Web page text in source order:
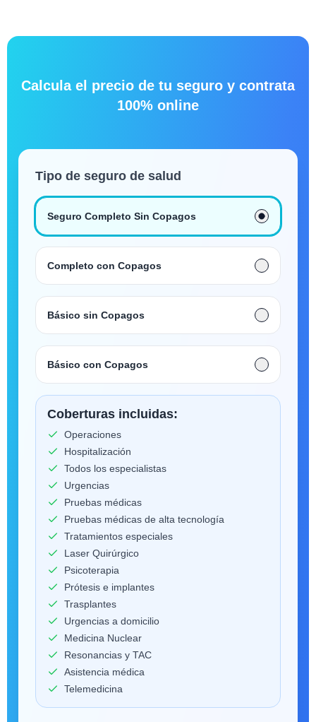
Calcula el precio de tu seguro y contrata
100% online
Tipo de seguro de salud
Seguro Completo Sin Copagos
Completo con Copagos
Básico sin Copagos
Básico con Copagos
Coberturas incluidas:
Operaciones
Hospitalización
Todos los especialistas
Urgencias
Pruebas médicas
Pruebas médicas de alta tecnología
Tratamientos especiales
Laser Quirúrgico
Psicoterapia
Prótesis e implantes
Trasplantes
Urgencias a domicilio
Medicina Nuclear
Resonancias y TAC
Asistencia médica
Telemedicina